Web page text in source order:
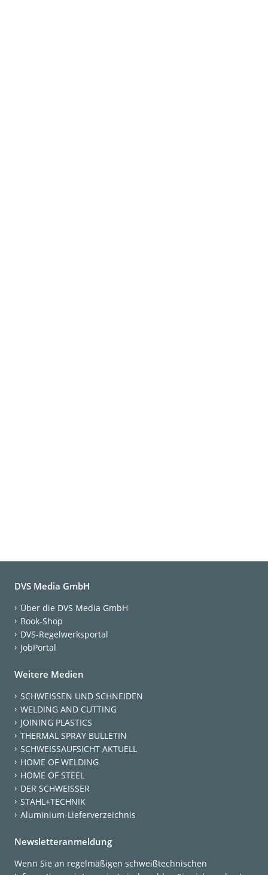
DVS Media GmbH
Über die DVS Media GmbH
Book-Shop
DVS-Regelwerksportal
JobPortal
Weitere Medien
SCHWEISSEN UND SCHNEIDEN
WELDING AND CUTTING
JOINING PLASTICS
THERMAL SPRAY BULLETIN
SCHWEISSAUFSICHT AKTUELL
HOME OF WELDING
HOME OF STEEL
DER SCHWEISSER
STAHL+TECHNIK
Aluminium-Lieferverzeichnis
Newsletteranmeldung
Wenn Sie an regelmäßigen schweißtechnischen